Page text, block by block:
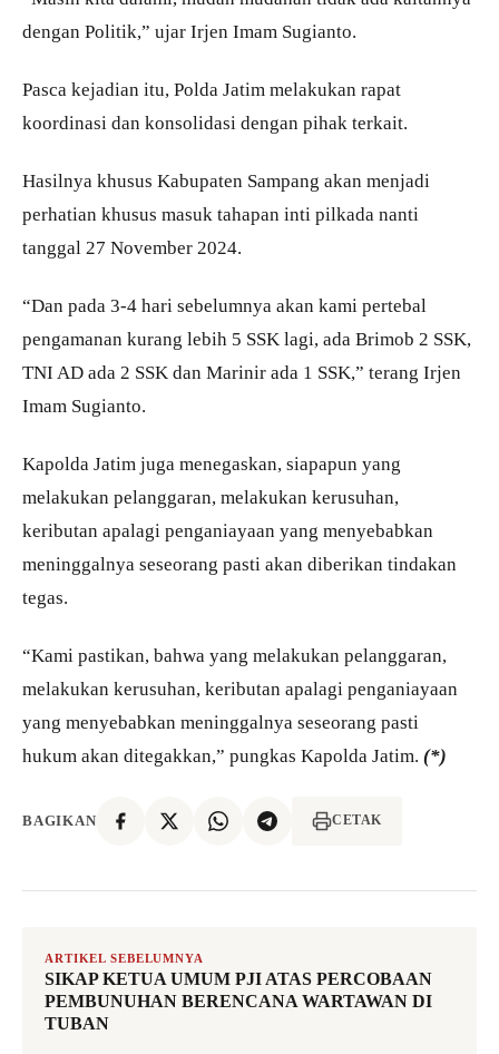
dengan Politik,” ujar Irjen Imam Sugianto.
Pasca kejadian itu, Polda Jatim melakukan rapat
koordinasi dan konsolidasi dengan pihak terkait.
Hasilnya khusus Kabupaten Sampang akan menjadi
perhatian khusus masuk tahapan inti pilkada nanti
tanggal 27 November 2024.
“Dan pada 3-4 hari sebelumnya akan kami pertebal
pengamanan kurang lebih 5 SSK lagi, ada Brimob 2 SSK,
TNI AD ada 2 SSK dan Marinir ada 1 SSK,” terang Irjen
Imam Sugianto.
Kapolda Jatim juga menegaskan, siapapun yang
melakukan pelanggaran, melakukan kerusuhan,
keributan apalagi penganiayaan yang menyebabkan
meninggalnya seseorang pasti akan diberikan tindakan
tegas.
“Kami pastikan, bahwa yang melakukan pelanggaran,
melakukan kerusuhan, keributan apalagi penganiayaan
yang menyebabkan meninggalnya seseorang pasti
hukum akan ditegakkan,” pungkas Kapolda Jatim. (*)
BAGIKAN CETAK
ARTIKEL SEBELUMNYA
SIKAP KETUA UMUM PJI ATAS PERCOBAAN
PEMBUNUHAN BERENCANA WARTAWAN DI
TUBAN